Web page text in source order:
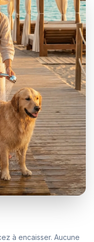
à encaisser. Aucune